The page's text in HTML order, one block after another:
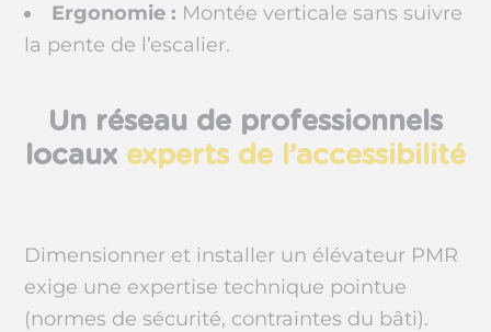
Ergonomie : Montée verticale sans suivre
la pente de l’escalier.
Un réseau de professionnels
locaux experts de l’accessibilité
Dimensionner et installer un élévateur PMR
exige une expertise technique pointue
(normes de sécurité, contraintes du bâti).